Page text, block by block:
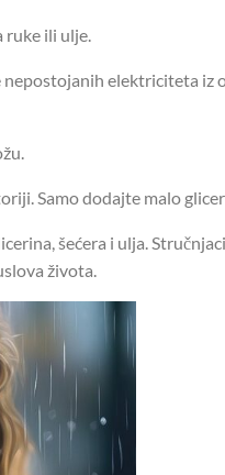
ruke ili ulje.
elektriciteta iz
Samo dodajte malo
šećera i ulja.
života.